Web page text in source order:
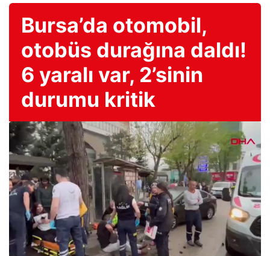
Bursa’da otomobil,
otobüs durağına daldı!
6 yaralı var, 2’sinin
durumu kritik